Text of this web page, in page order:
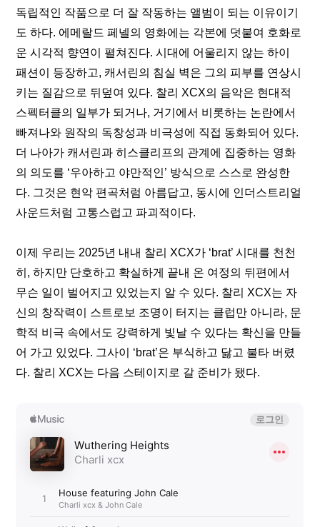
독립적인 작품으로 더 잘 작동하는 앨범이 되는 이유이기
도 하다. 에메랄드 페넬의 영화에는 각본에 덧붙여 호화로
운 시각적 향연이 펼쳐진다. 시대에 어울리지 않는 하이
패션이 등장하고, 캐서린의 침실 벽은 그의 피부를 연상시
키는 질감으로 뒤덮여 있다. 찰리 XCX의 음악은 현대적
스펙터클의 일부가 되거나, 거기에서 비롯하는 논란에서
빠져나와 원작의 독창성과 비극성에 직접 동화되어 있다.
더 나아가 캐서린과 히스클리프의 관계에 집중하는 영화
의 의도를 ‘우아하고 야만적인’ 방식으로 스스로 완성한
다. 그것은 현악 편곡처럼 아름답고, 동시에 인더스트리얼
사운드처럼 고통스럽고 파괴적이다.
이제 우리는 2025년 내내 찰리 XCX가 ‘brat’ 시대를 천천
히, 하지만 단호하고 확실하게 끝내 온 여정의 뒤편 에서
무슨 일이 벌어지고 있었는지 알 수 있다. 찰리 XCX는 자
신의 창작력이 스트로보 조명이 터지는 클럽만 아니라, 문
학적 비극 속에서도 강력하게 빛날 수 있다는 확신을 만들
어 가고 있었다. 그사이 ‘brat’은 부식하고 닳고 불타 버렸
다. 찰리 XCX는 다음 스테이지로 갈 준비가 됐다.